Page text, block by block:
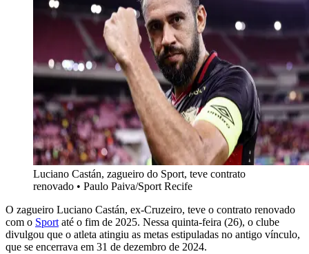
Luciano Castán, zagueiro do Sport, teve contrato
renovado • Paulo Paiva/Sport Recife
O zagueiro Luciano Castán, ex-Cruzeiro, teve o contrato renovado
com o Sport até o fim de 2025. Nessa quinta-feira (26), o clube
divulgou que o atleta atingiu as metas estipuladas no antigo vínculo,
que se encerrava em 31 de dezembro de 2024.